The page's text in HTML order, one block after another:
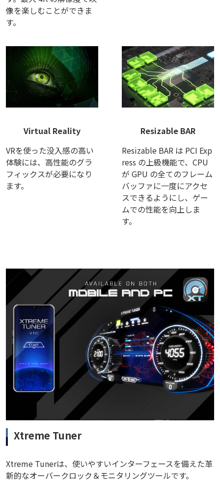
像を楽しむことができま
す。
Virtual Reality
VRを使った没入感の高い
体験には、高性能のグラ
フィックスが必要になり
ます。
Resizable BAR
Resizable BAR は PCI Exp
ress の上級機能で、CPU
が GPU の全てのフレーム
バッファに一度にアクセ
スできるようにし、ゲー
ムでの性能を向上しま
す。
Xtreme Tuner
Xtreme Tunerは、使いやすいインターフェースを備えた革
新的なオーバークロック＆モニタリングツールです。